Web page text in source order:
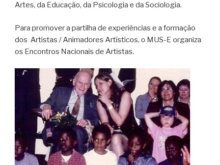
Artes, da Educação, da Psicologia e da Sociologia.
Para promover a partilha de experiências e a formação
dos Artistas / Animadores Artísticos, o MUS-E organiza
os Encontros Nacionais de Artistas.